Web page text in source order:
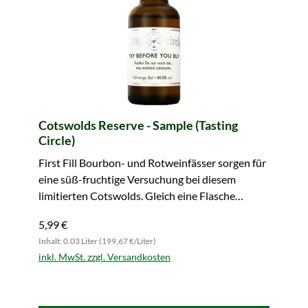
Cotswolds Reserve - Sample (Tasting
Circle)
First Fill Bourbon- und Rotweinfässer sorgen für
eine süß-fruchtige Versuchung bei diesem
limitierten Cotswolds. Gleich eine Flasche
5,99 €
Inhalt: 0.03 Liter (199,67 €/Liter)
inkl. MwSt. zzgl. Versandkosten